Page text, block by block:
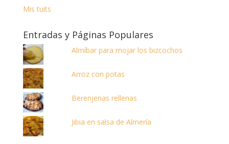
Mis tuits
Entradas y Páginas Populares
Almíbar para mojar los bizcochos
Arroz con potas
Berenjenas rellenas
Jibia en salsa de Almería